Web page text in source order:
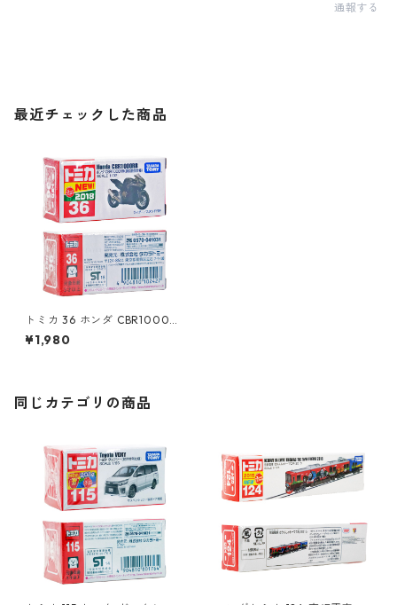
通報する
最近チェックした商品
トミカ 36 ホンダ CBR1000R
R（初回特別仕様）#1010242
7
¥1,980
同じカテゴリの商品